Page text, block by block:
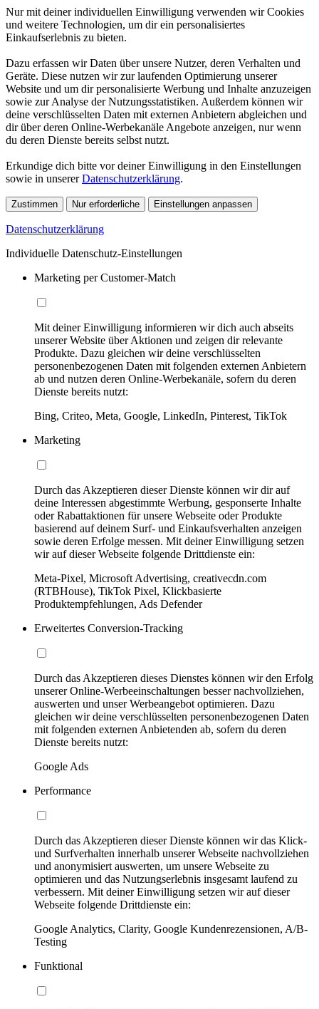
Nur mit deiner individuellen Einwilligung verwenden wir Cookies
und weitere Technologien, um dir ein personalisiertes
Einkaufserlebnis zu bieten.
Dazu erfassen wir Daten über unsere Nutzer, deren Verhalten und
Geräte. Diese nutzen wir zur laufenden Optimierung unserer
Website und um dir personalisierte Werbung und Inhalte anzuzeigen
sowie zur Analyse der Nutzungsstatistiken. Außerdem können wir
deine verschlüsselten Daten mit externen Anbietern abgleichen und
dir über deren Online-Werbekanäle Angebote anzeigen, nur wenn
du deren Dienste bereits selbst nutzt.
Erkundige dich bitte vor deiner Einwilligung in den Einstellungen
sowie in unsererDatenschutzerklärung.
Zustimmen Nur erforderliche Einstellungen anpassen
Datenschutzerklärung
Individuelle Datenschutz-Einstellungen
Marketing per Customer-Match
Mit deiner Einwilligung informieren wir dich auch abseits
unserer Website über Aktionen und zeigen dir relevante
Produkte. Dazu gleichen wir deine verschlüsselten
personenbezogenen Daten mit folgenden externen Anbietern
ab und nutzen deren Online-Werbekanäle, sofern du deren
Dienste bereits nutzt:
Bing, Criteo, Meta, Google, LinkedIn, Pinterest, TikTok
Marketing
Durch das Akzeptieren dieser Dienste können wir dir auf
deine Interessen abgestimmte Werbung, gesponserte Inhalte
oder Rabattaktionen für unsere Webseite oder Produkte
basierend auf deinem Surf- und Einkaufsverhalten anzeigen
sowie deren Erfolge messen. Mit deiner Einwilligung setzen
wir auf dieser Webseite folgende Drittdienste ein:
Meta-Pixel, Microsoft Advertising, creativecdn.com
(RTBHouse), TikTok Pixel, Klickbasierte
Produktempfehlungen, Ads Defender
Erweitertes Conversion-Tracking
Durch das Akzeptieren dieses Dienstes können wir den Erfolg
unserer Online-Werbeeinschaltungen besser nachvollziehen,
auswerten und unser Werbeangebot optimieren. Dazu
gleichen wir deine verschlüsselten personenbezogenen Daten
mit folgenden externen Anbietenden ab, sofern du deren
Dienste bereits nutzt:
Google Ads
Performance
Durch das Akzeptieren dieser Dienste können wir das Klick-
und Surfverhalten innerhalb unserer Webseite nachvollziehen
und anonymisiert auswerten, um unsere Webseite zu
optimieren und das Nutzungserlebnis insgesamt laufend zu
verbessern. Mit deiner Einwilligung setzen wir auf dieser
Webseite folgende Drittdienste ein:
Google Analytics, Clarity, Google Kundenrezensionen, A/B-
Testing
Funktional